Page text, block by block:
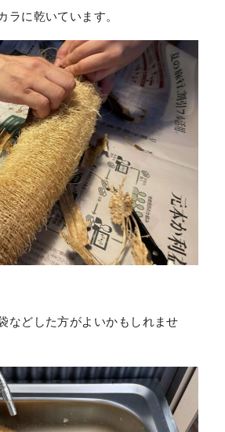
ラに乾いています。
などした方がよいかもしれませ